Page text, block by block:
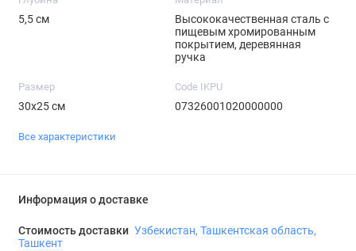
5,5 см
Высококачественная сталь с
пищевым хромированным
покрытием, деревянная
ручка
Размер
30х25 см
Code IKPU
07326001020000000
Все характеристики
Информация о доставке
Стоимость доставки Узбекистан, Ташкентская область,
Ташкент